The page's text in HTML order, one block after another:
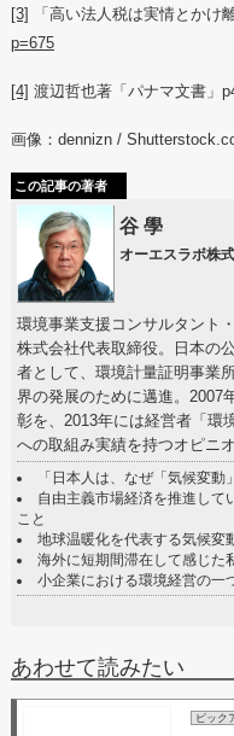
[3] 「高い法人税は実情とかけ
p=675
[4] 渡辺哲也著「パナマ文書」
画像：dennizn /
この記事の著者
谷 學
オーエスラボ株
環境事業支援コンサルタント
株式会社代表取締役。日本の
者として、環境計量証明事業
界の発展のために邁進。2007
彰を、2013年には経営者「環
への取組み実績を持つオピニ
「日本人は、なぜ「気候変動
自由主義市場経済を推進して
こと
地球温暖化を代表する気候変
海外に短期間滞在して感じた
小企業における環境経営の一
あわせて読みたい
ピック